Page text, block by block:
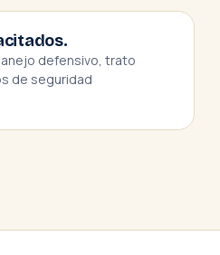
defensivo, trato
de seguridad